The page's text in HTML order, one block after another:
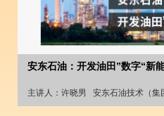
安东石油：开发油田”数字“新
主讲人： 许晓男 安东石油技术（集